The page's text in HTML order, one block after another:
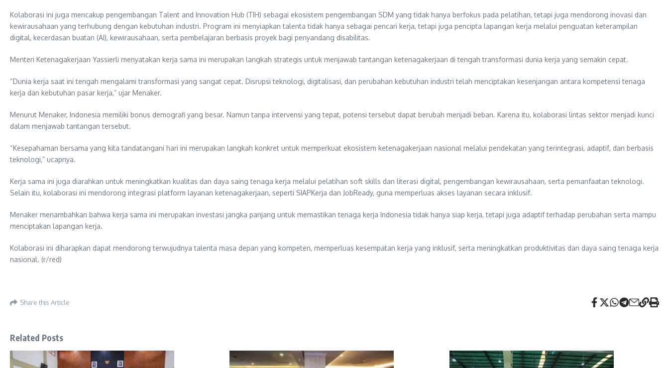
Kolaborasi ini juga mencakup pengembangan Talent and Innovation Hub (TIH) sebagai ekosistem pengembangan SDM yang tidak hanya berfokus pada pelatihan, tetapi juga mendorong inovasi dan
kewirausahaan yang terhubung dengan kebutuhan industri. Program ini menyiapkan talenta tidak hanya sebagai pencari kerja, tetapi juga pencipta lapangan kerja melalui penguatan keterampilan
digital, kecerdasan buatan (AI), kewirausahaan, serta pembelajaran berbasis proyek bagi penyandang disabilitas.
Menteri Ketenagakerjaan Yassierli menyatakan kerja sama ini merupakan langkah strategis untuk menjawab tantangan ketenagakerjaan di tengah transformasi dunia kerja yang semakin cepat.
“Dunia kerja saat ini tengah mengalami transformasi yang sangat cepat. Disrupsi teknologi, digitalisasi, dan perubahan kebutuhan industri telah menciptakan kesenjangan antara kompetensi tenaga
kerja dan kebutuhan pasar kerja,” ujar Menaker.
Menurut Menaker, Indonesia memiliki bonus demografi yang besar. Namun tanpa intervensi yang tepat, potensi tersebut dapat berubah menjadi beban. Karena itu, kolaborasi lintas sektor menjadi kunci
dalam menjawab tantangan tersebut.
“Kesepahaman bersama yang kita tandatangani hari ini merupakan langkah konkret untuk memperkuat ekosistem ketenagakerjaan nasional melalui pendekatan yang terintegrasi, adaptif, dan berbasis
teknologi,” ucapnya.
Kerja sama ini juga diarahkan untuk meningkatkan kualitas dan daya saing tenaga kerja melalui pelatihan soft skills dan literasi digital, pengembangan kewirausahaan, serta pemanfaatan teknologi.
Selain itu, kolaborasi ini mendorong integrasi platform layanan ketenagakerjaan, seperti SIAPKerja dan JobReady, guna memperluas akses layanan secara inklusif.
Menaker menambahkan bahwa kerja sama ini merupakan investasi jangka panjang untuk memastikan tenaga kerja Indonesia tidak hanya siap kerja, tetapi juga adaptif terhadap perubahan serta mampu
menciptakan lapangan kerja.
Kolaborasi ini diharapkan dapat mendorong terwujudnya talenta masa depan yang kompeten, memperluas kesempatan kerja yang inklusif, serta meningkatkan produktivitas dan daya saing tenaga kerja
nasional. (r/red)
Share this Article
Related Posts